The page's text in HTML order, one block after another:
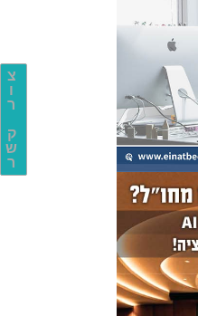
צ
ו
ר
ק
ש
ר